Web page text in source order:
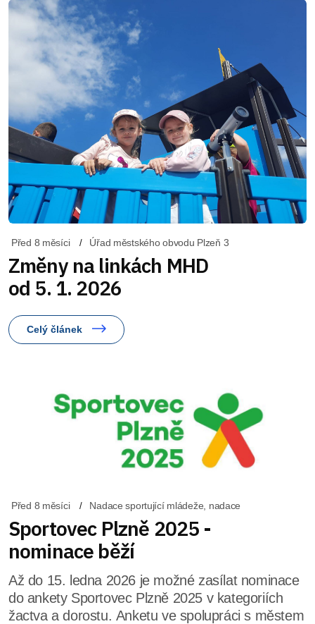
Před 8 měsíci Úřad městského obvodu Plzeň 3
Změny na linkách MHD
od 5. 1. 2026
Celý článek
Před 8 měsíci Nadace sportující mládeže, nadace
Sportovec Plzně 2025 -
nominace běží
Až do 15. ledna 2026 je možné zasílat nominace
do ankety Sportovec Plzně 2025 v kategoriích
žactva a dorostu. Anketu ve spolupráci s městem